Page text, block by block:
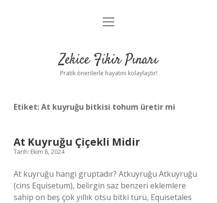
Anasayfa
Yasal Uyarı
menüyü
Zekice Fikir Pınarı
Pratik önerilerle hayatını kolaylaştır!
Etiket:At kuyruğu bitkisi tohum üretir mi
At Kuyruğu Çiçekli Midir
Tarih: Ekim 8, 2024
At kuyruğu hangi gruptadır? Atkuyruğu Atkuyruğu
(cins Equisetum), belirgin saz benzeri eklemlere
sahip on beş çok yıllık otsu bitki türü, Equisetales